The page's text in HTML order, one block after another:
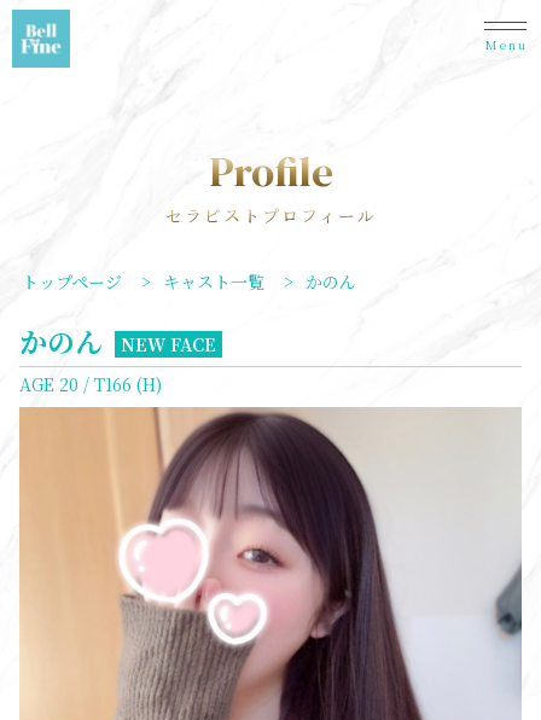
Menu
セラピストプロフィール
Profile
トップページ > キャスト一覧 > かのん
かのん
NEW FACE
AGE 20 / T166 (H)